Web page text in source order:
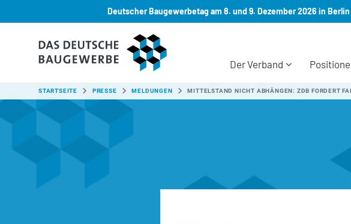
Deutscher Baugewerbetag am 8. und 9. Dezember 2026 in Berlin
Der Verband
SIE SIND HIER:
STARTSEITE PRESSE MELDUNGEN MITTELSTAND NICHT ABHÄNGEN: ZDB FORDERT